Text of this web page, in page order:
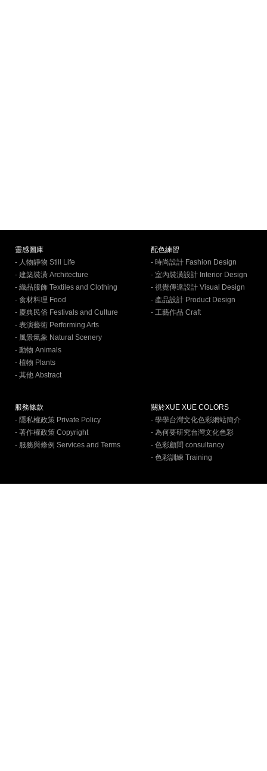
靈感圖庫
- 人物靜物 Still Life
- 建築裝潢 Architecture
- 織品服飾 Textiles and Clothing
- 食材料理 Food
- 慶典民俗 Festivals and Culture
- 表演藝術 Performing Arts
- 風景氣象 Natural Scenery
- 動物 Animals
- 植物 Plants
- 其他 Abstract
配色練習
- 時尚設計 Fashion Design
- 室內裝潢設計 Interior Design
- 視覺傳達設計 Visual Design
- 產品設計 Product Design
- 工藝作品 Craft
服務條款
- 隱私權政策 Private Policy
- 著作權政策 Copyright
- 服務與條例 Services and Terms
關於XUE XUE COLORS
- 學學台灣文化色彩網站簡介
- 為何要研究台灣文化色彩
- 色彩顧問 consultancy
- 色彩訓練 Training